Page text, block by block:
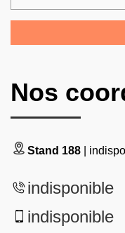
Nos
Stand 188 |
indisponible
indisponible